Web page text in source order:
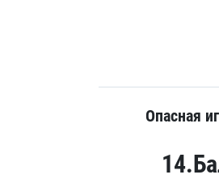
Опасная